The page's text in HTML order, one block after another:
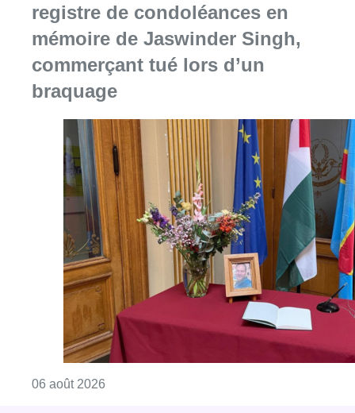
registre de condoléances en
mémoire de Jaswinder Singh,
commerçant tué lors d’un
braquage
06 août 2026